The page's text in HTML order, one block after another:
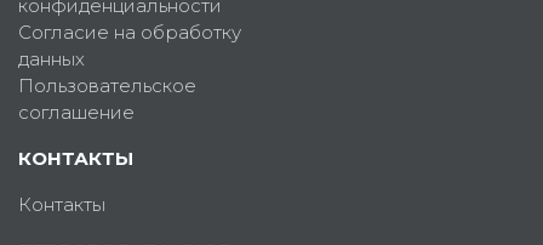
конфиденциальности
Согласие на обработку
данных
Пользовательское
соглашение
КОНТАКТЫ
Контакты